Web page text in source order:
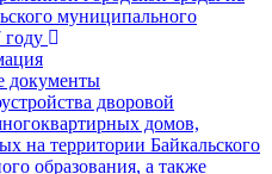
муниципального
году
документы
дворовой
домов,
на территории Байкальского
образования, а также